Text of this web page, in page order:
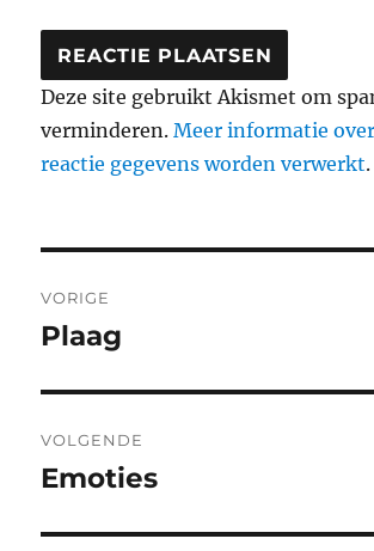
Deze site gebruikt Akismet om
verminderen.Meer informatie
reactie gegevens worden verwerkt.
VORIGE
Vorig
Plaag
VOLGENDE
Volgend
Emoties